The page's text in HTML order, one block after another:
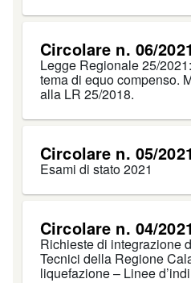
Circolare n. 06/2021
Legge Regionale 25/
tema di equo compenso.
alla LR 25/2018.
Circolare n. 05/2021
Esami di stato 2021
Circolare n. 04/2021
Richieste di integrazione
Tecnici della Regione
liquefazione – Linee